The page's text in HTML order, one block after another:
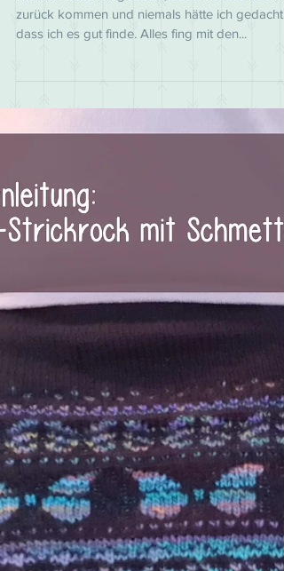
13. Dez. 2018
Pink und Türkis, Tuch und Mütze
- ein bisschen 80s Style für alle
dass ich es gut finde. Alles fing mit den...